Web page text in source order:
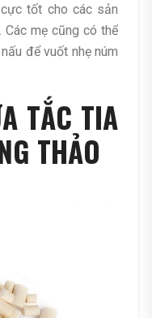
tốt cho các sản
mẹ cũng có thể
để vuốt nhẹ núm
TẮC TIA
THẢO